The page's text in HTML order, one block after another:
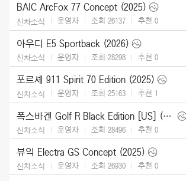
BAIC ArcFox 77 Concept (2025)
신차소식 운영자 조회 26137 추천 0
아우디 E5 Sportback (2026)
신차소식 운영자 조회 28298 추천 0
포르셰 911 Spirit 70 Edition (2025)
신차소식 운영자 조회 25163 추천 1
폭스바겐 Golf R Black Edition [US] (2025)
신차소식 운영자 조회 28496 추천 0
뷰익 Electra GS Concept (2025)
신차소식 운영자 조회 26930 추천 0